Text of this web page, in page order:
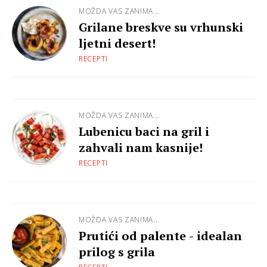
MOŽDA VAS ZANIMA...
Grilane breskve su vrhunski
ljetni desert!
RECEPTI
MOŽDA VAS ZANIMA...
Lubenicu baci na gril i
zahvali nam kasnije!
RECEPTI
MOŽDA VAS ZANIMA...
Prutići od palente - idealan
prilog s grila